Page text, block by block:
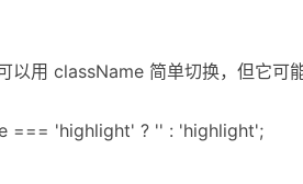
以用 className 简单切换，但它可
=== 'highlight' ? '' : 'highlight';